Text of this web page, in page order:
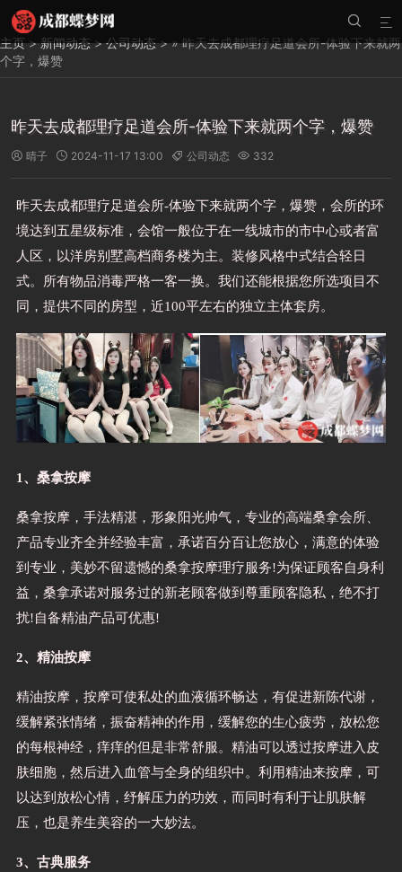


主页>新闻动态>公司动态> » 昨天去成都理疗足道会所-体验下来就两
个字，爆赞
昨天去成都理疗足道会所-体验下来就两个字，爆赞
 晴子  2024-11-17 13:00  公司动态  332
昨天去成都理疗足道会所-体验下来就两个字，爆赞，会所的环
境达到五星级标准，会馆一般位于在一线城市的市中心或者富
人区，以洋房别墅高档商务楼为主。装修风格中式结合轻日
式。所有物品消毒严格一客一换。我们还能根据您所选项目不
同，提供不同的房型，近100平左右的独立主体套房。
1、桑拿按摩
桑拿按摩，手法精湛，形象阳光帅气，专业的高端桑拿会所、
产品专业齐全并经验丰富，承诺百分百让您放心，满意的体验
到专业，美妙不留遗憾的桑拿按摩理疗服务!为保证顾客自身利
益，桑拿承诺对服务过的新老顾客做到尊重顾客隐私，绝不打
扰!自备精油产品可优惠!
2、精油按摩
精油按摩，按摩可使私处的血液循环畅达，有促进新陈代谢，
缓解紧张情绪，振奋精神的作用，缓解您的生心疲劳，放松您
的每根神经，痒痒的但是非常舒服。精油可以透过按摩进入皮
肤细胞，然后进入血管与全身的组织中。利用精油来按摩，可
以达到放松心情，纾解压力的功效，而同时有利于让肌肤解
压，也是养生美容的一大妙法。
3、古典服务